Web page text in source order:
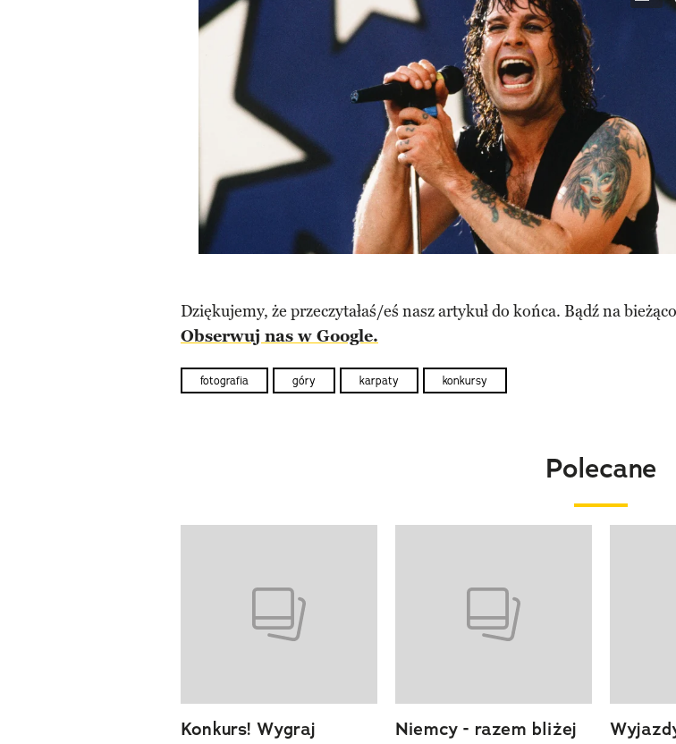
Dziękujemy, że przeczytałaś/eś nasz artykuł do końca. Bądź na
Obserwuj nas w Google.
fotografia góry karpaty konkursy
Polecane
previous element
Konkurs! Wygraj
Niemcy - razem bliżej